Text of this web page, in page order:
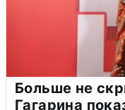
Больше не
Гагарина